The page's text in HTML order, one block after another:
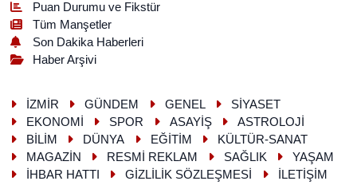
Puan Durumu ve Fikstür
Tüm Manşetler
Son Dakika Haberleri
Haber Arşivi
İZMİR GÜNDEM GENEL
SİYASET
EKONOMİ
SPOR ASAYİŞ
ASTROLOJİ
BİLİM
DÜNYA EĞİTİM
KÜLTÜR-SANAT
MAGAZİN
RESMİ REKLAM SAĞLIK
YAŞAM
İHBAR HATTI
GİZLİLİK SÖZLEŞMESİ İLETİŞİM